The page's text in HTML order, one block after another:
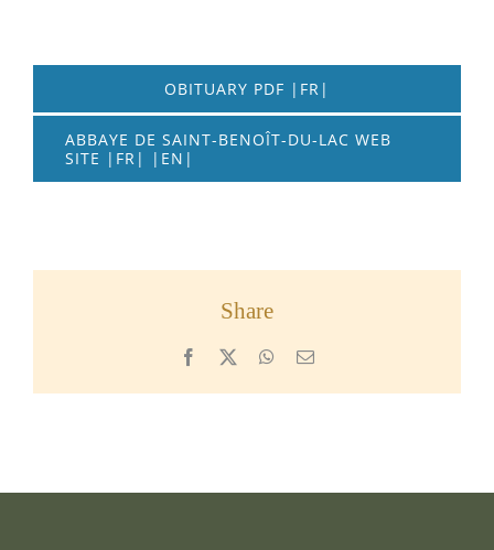
OBITUARY PDF |FR|
ABBAYE DE SAINT-BENOÎT-DU-LAC WEB
SITE |FR| |EN|
Share
Facebook WhatsApp
Email